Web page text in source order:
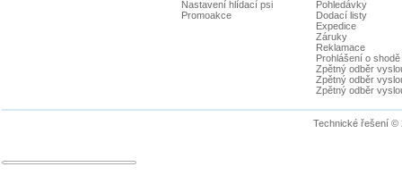
Nastavení hlídací psi
Promoakce
Pohledávky
Dodací listy
Expedice
Záruky
Reklamace
Prohlášení o shodě
Zpětný odběr
Zpětný odběr
Zpětný odběr
Technické řešení ©